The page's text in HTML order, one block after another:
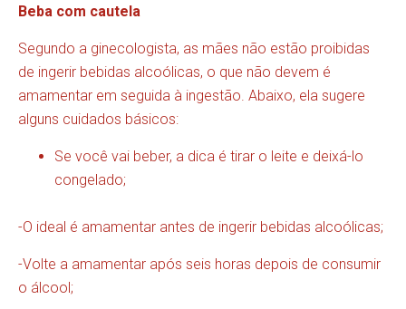
Beba com cautela
Segundo a ginecologista, as mães não estão proibidas
de ingerir bebidas alcoólicas, o que não devem é
amamentar em seguida à ingestão. Abaixo, ela sugere
alguns cuidados básicos:
Se você vai beber, a dica é tirar o leite e deixá-lo
congelado;
-O ideal é amamentar antes de ingerir bebidas alcoólicas;
-Volte a amamentar após seis horas depois de consumir
o álcool;